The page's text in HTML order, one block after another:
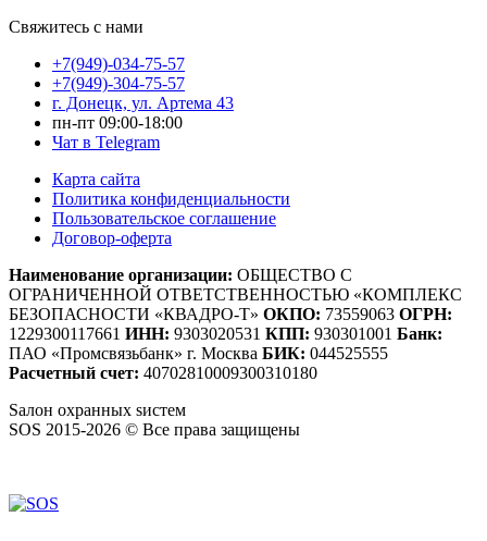
Свяжитесь с нами
+7(949)-034-75-57
+7(949)-304-75-57
г. Донецк, ул. Артема 43
пн-пт 09:00-18:00
Чат в Telegram
Карта сайта
Политика конфиденциальности
Пользовательское соглашение
Договор-оферта
Наименование организации: ОБЩЕСТВО С
ОГРАНИЧЕННОЙ ОТВЕТСТВЕННОСТЬЮ «КОМПЛЕКС
БЕЗОПАСНОСТИ «КВАДРО-Т» ОКПО: 73559063 ОГРН:
1229300117661 ИНН: 9303020531 КПП: 930301001 Банк:
ПАО «Промсвязьбанк» г. Москва БИК: 044525555
Расчетный счет: 40702810009300310180
Sалон охранных sистем
SOS 2015-2026 © Все права защищены